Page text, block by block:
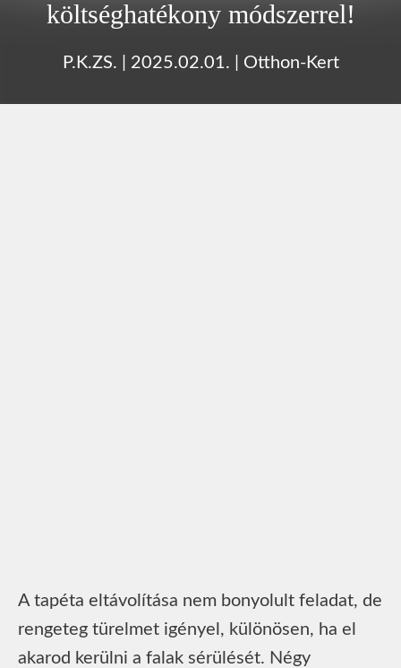
költséghatékony módszerrel!
P.K.ZS. 2025.02.01. Otthon-Kert
A tapéta eltávolítása nem bonyolult feladat, de
rengeteg türelmet igényel, különösen, ha el
akarod kerülni a falak sérülését. Négy